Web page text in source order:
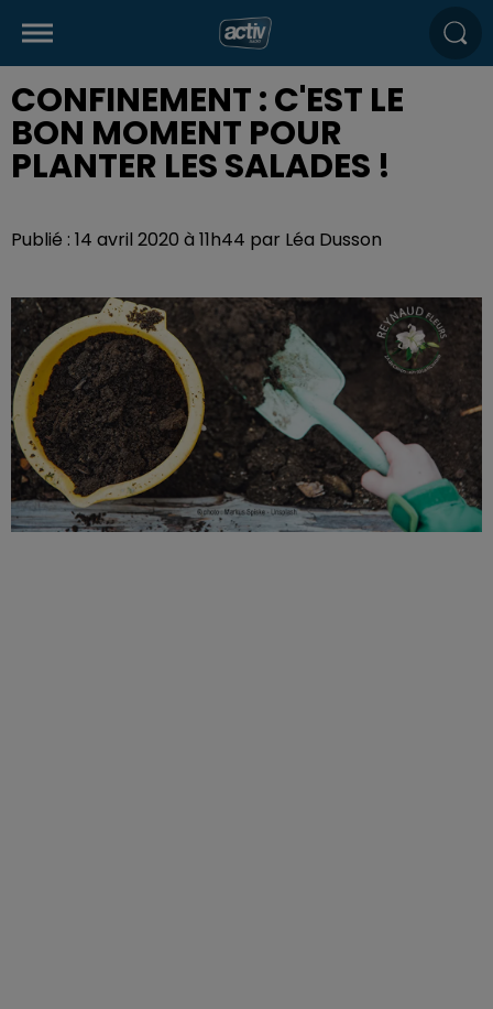
CONFINEMENT : C'EST LE
BON MOMENT POUR
PLANTER LES SALADES !
Publié : 14 avril 2020 à 11h44 par Léa Dusson